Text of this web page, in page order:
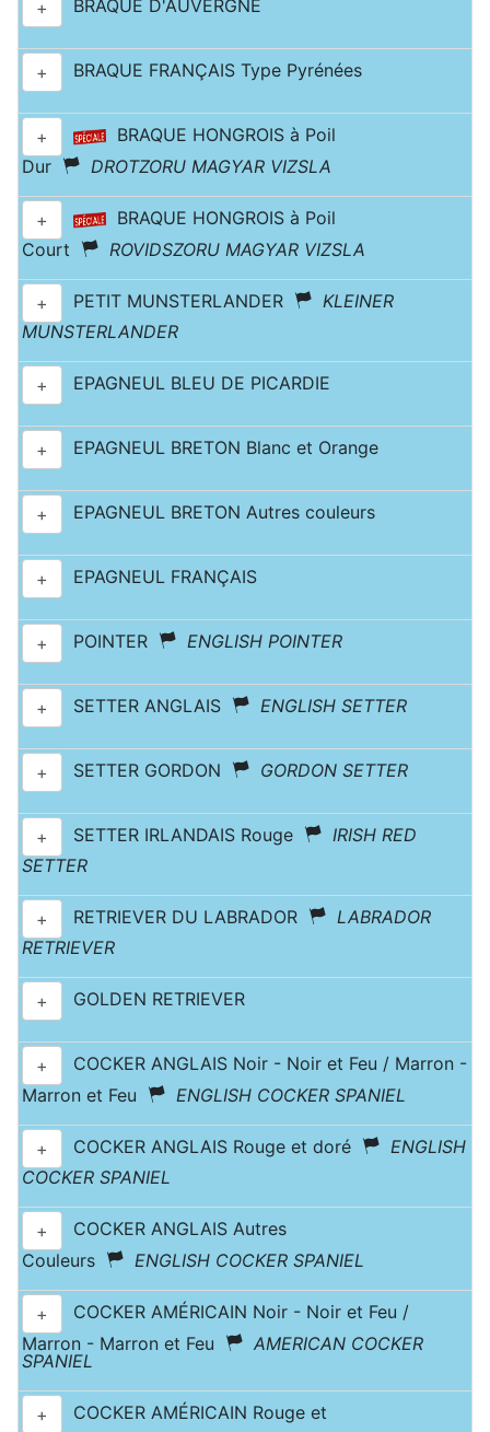
+ BRAQUE D'AUVERGNE
+ BRAQUE FRANÇAIS Type Pyrénées
+
BRAQUE HONGROIS à Poil
Dur
DROTZORU MAGYAR VIZSLA
+
BRAQUE HONGROIS à Poil
Court
ROVIDSZORU MAGYAR VIZSLA
+ PETIT MUNSTERLANDER
KLEINER
MUNSTERLANDER
+ EPAGNEUL BLEU DE PICARDIE
+ EPAGNEUL BRETON Blanc et Orange
+ EPAGNEUL BRETON Autres couleurs
+ EPAGNEUL FRANÇAIS
+ POINTER ENGLISH POINTER
+ SETTER ANGLAIS ENGLISH SETTER
+ SETTER GORDON GORDON SETTER
+ SETTER IRLANDAIS Rouge
IRISH RED
SETTER
+ RETRIEVER DU LABRADOR
LABRADOR
RETRIEVER
+ GOLDEN RETRIEVER
+
COCKER ANGLAIS Noir - Noir et Feu / Marron -
Marron et Feu
ENGLISH COCKER SPANIEL
+ COCKER ANGLAIS Rouge et doré
ENGLISH
COCKER SPANIEL
+
COCKER ANGLAIS Autres
Couleurs
ENGLISH COCKER SPANIEL
+
COCKER AMÉRICAIN Noir - Noir et Feu /
Marron - Marron et Feu
AMERICAN COCKER
SPANIEL
+
COCKER AMÉRICAIN Rouge et